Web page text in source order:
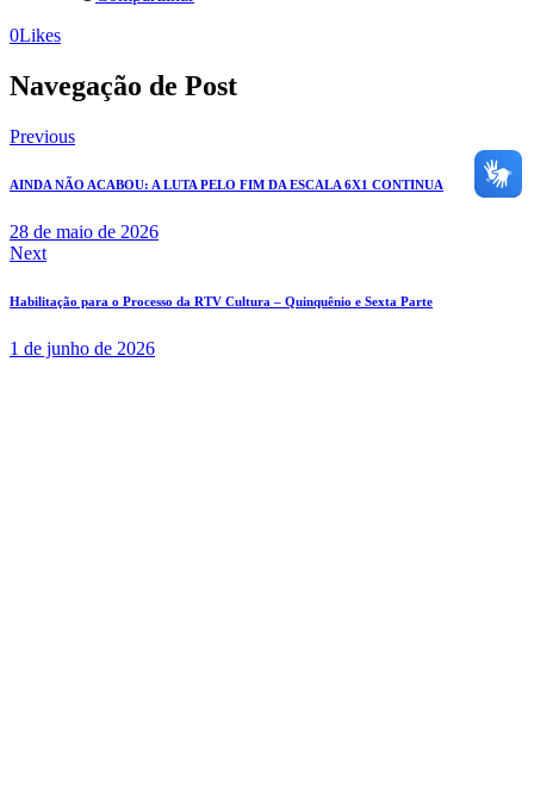
0Likes
Navegação de Post
Previous
AINDA NÃO ACABOU: A LUTA PELO FIM DA ESCALA 6X1 CONTINUA
28 de maio de 2026
Next
Habilitação para o Processo da RTV Cultura – Quinquênio e Sexta Parte
1 de junho de 2026